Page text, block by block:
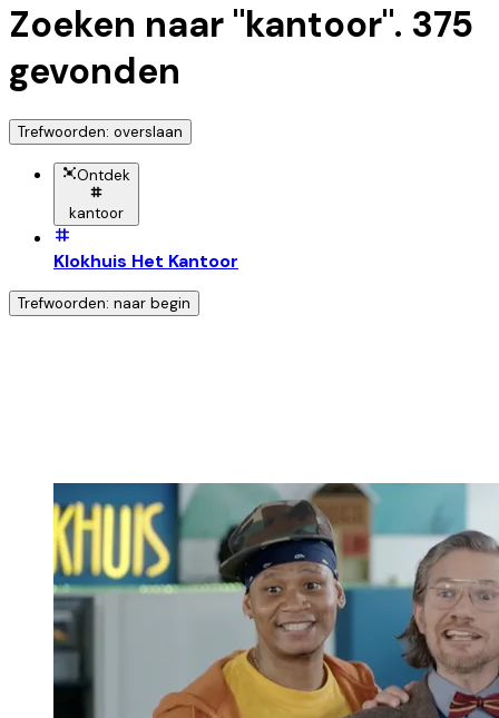
Zoeken naar "kantoor". 375
gevonden
Trefwoorden: overslaan
Ontdek
kantoor
Klokhuis Het Kantoor
Trefwoorden: naar begin